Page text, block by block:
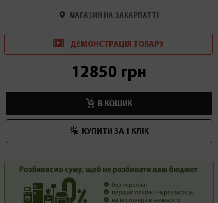
МАГАЗИН НА ЗАКАРПАТТІ
ДЕМОНСТРАЦІЯ ТОВАРУ
12850 грн
В КОШИК
КУПИТИ ЗА 1 КЛIК